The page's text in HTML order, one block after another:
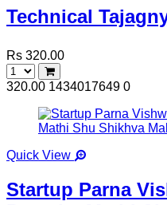
Technical
Rs 320.00
320.00 1434017649 0
Quick View
Startup Parna